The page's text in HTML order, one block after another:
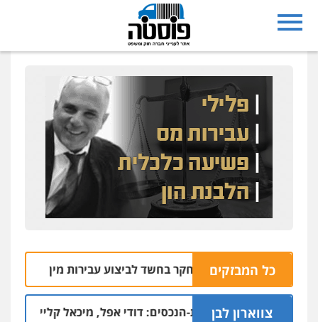
כל המבזקים
ראשון לציון נחקר בחשד לביצוע עבירות מין 05.08 | 10:05
צווארון לבן
בפרשת הסתרת-הנכסים: דודי אפל, מיכאל קליינר והאחים איציק